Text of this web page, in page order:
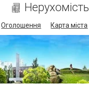
Нерухомість
Оголошення Карта міста